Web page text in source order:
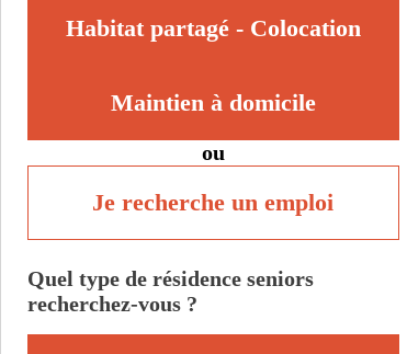
Habitat partagé - Colocation
Maintien à domicile
ou
Je recherche un emploi
Quel type de résidence seniors
recherchez-vous ?